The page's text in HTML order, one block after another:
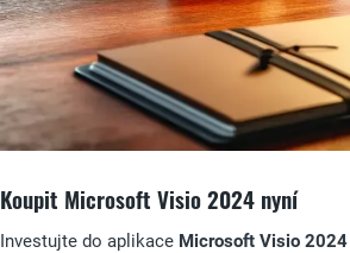
Koupit Microsoft Visio 2024 nyní
Investujte do aplikace Microsoft Visio 2024